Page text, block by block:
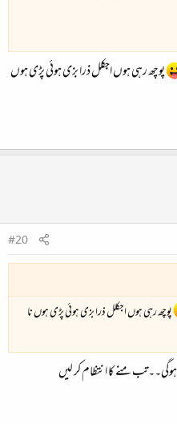
پوچھ رہی ہوں اجکلل ذرا بزی ہوئی پڑی ہوں
#20
پوچھ رہی ہوں اجکلل ذرا بزی ہوئی پڑی ہوں نا
منے کا انتظام کر لیں